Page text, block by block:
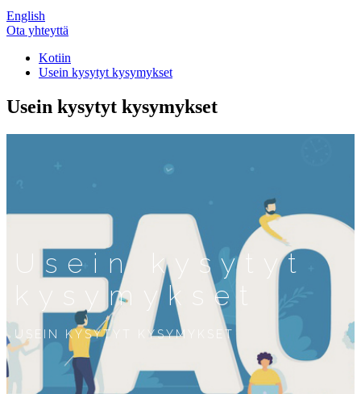
English
Ota yhteyttä
Kotiin
Usein kysytyt kysymykset
Usein kysytyt kysymykset
Usein kysytyt
kysymykset
USEIN KYSYTYT KYSYMYKSET